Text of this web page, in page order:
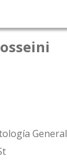
General